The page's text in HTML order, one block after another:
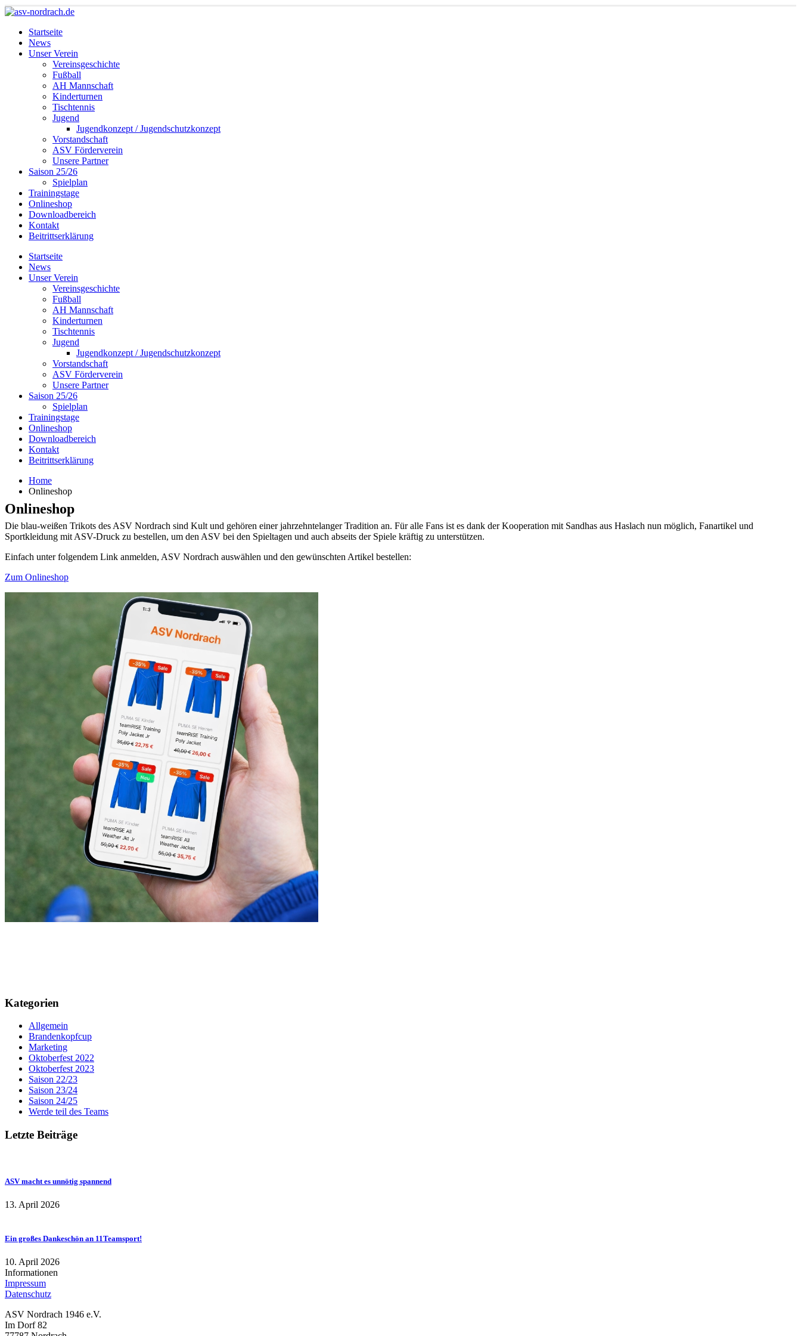
Startseite
News
Unser Verein
Vereinsgeschichte
Fußball
AH Mannschaft
Kinderturnen
Tischtennis
Jugend
Jugendkonzept / Jugendschutzkonzept
Vorstandschaft
ASV Förderverein
Unsere Partner
Saison 25/26
Spielplan
Trainingstage
Onlineshop
Downloadbereich
Kontakt
Beitrittserklärung
Startseite
News
Unser Verein
Vereinsgeschichte
Fußball
AH Mannschaft
Kinderturnen
Tischtennis
Jugend
Jugendkonzept / Jugendschutzkonzept
Vorstandschaft
ASV Förderverein
Unsere Partner
Saison 25/26
Spielplan
Trainingstage
Onlineshop
Downloadbereich
Kontakt
Beitrittserklärung
Home
Onlineshop
Onlineshop
Die blau-weißen Trikots des ASV Nordrach sind Kult und gehören einer jahrzehntelanger Tradition an. Für alle Fans ist es dank der Kooperation mit Sandhas aus Haslach nun möglich, Fanartikel und
Sportkleidung mit ASV-Druck zu bestellen, um den ASV bei den Spieltagen und auch abseits der Spiele kräftig zu unterstützen.
Einfach unter folgendem Link anmelden, ASV Nordrach auswählen und den gewünschten Artikel bestellen:
Zum Onlineshop
Kategorien
Allgemein
Brandenkopfcup
Marketing
Oktoberfest 2022
Oktoberfest 2023
Saison 22/23
Saison 23/24
Saison 24/25
Werde teil des Teams
Letzte Beiträge
ASV macht es unnötig spannend
13. April 2026
Ein großes Dankeschön an 11Teamsport!
10. April 2026
Informationen
Impressum
Datenschutz
ASV Nordrach 1946 e.V.
Im Dorf 82